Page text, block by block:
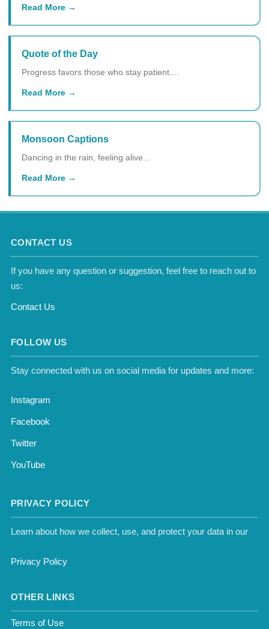
Read More
Quote of the Day
Progress favors those who stay patient....
Read More
Monsoon Captions
Dancing in the rain, feeling alive...
Read More
CONTACT US
If you have any question or suggestion, feel free to reach out to
us:
Contact Us
FOLLOW US
Stay connected with us on social media for updates and more:
Instagram
Facebook
Twitter
YouTube
PRIVACY POLICY
Learn about how we collect, use, and protect your data in our
Privacy Policy
OTHER LINKS
Terms of Use